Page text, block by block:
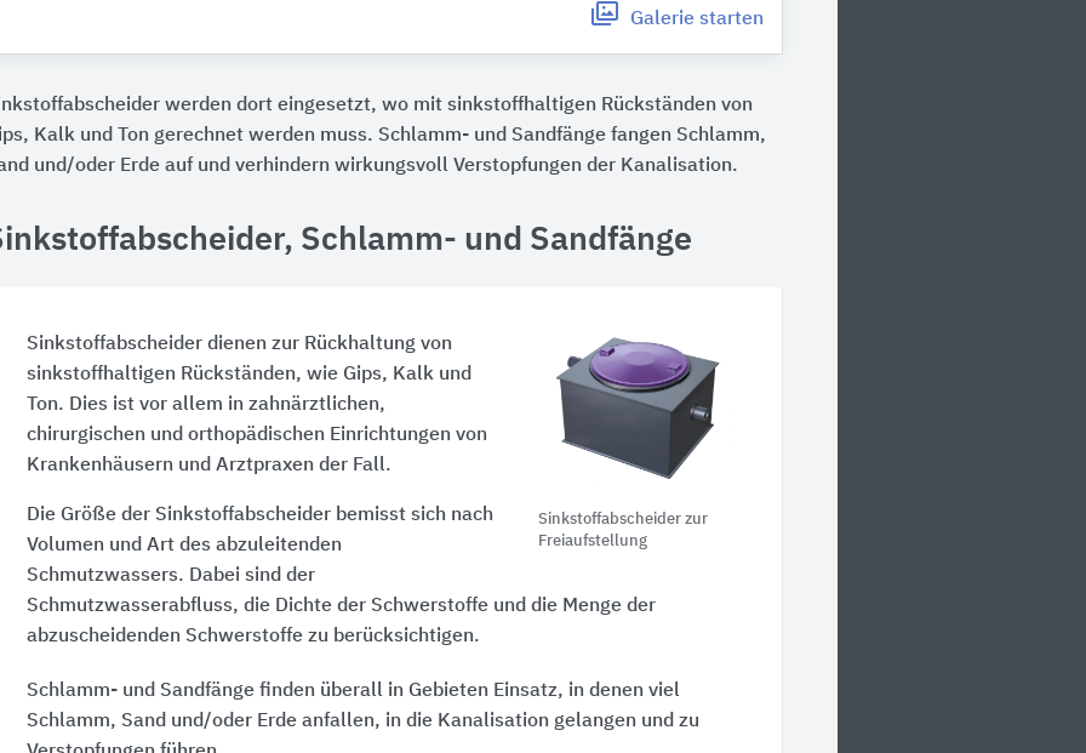
Galerie starten
werden dort eingesetzt, wo mit sinkstoffhaltigen Rückständen von
Kalk und Ton gerechnet werden muss. Schlamm- und Sandfänge fangen Schlamm,
und/oder Erde auf und verhindern wirkungsvoll Verstopfungen der Kanalisation.
Schlamm- und Sandfänge
Sinkstoffabscheider zur
Freiaufstellung
Sinkstoffabscheider dienen zur Rückhaltung von
sinkstoffhaltigen Rückständen, wie Gips, Kalk und
Ton. Dies ist vor allem in zahnärztlichen,
chirurgischen und orthopädischen Einrichtungen von
Krankenhäusern und Arztpraxen der Fall.
Die Größe der Sinkstoffabscheider bemisst sich nach
Volumen und Art des abzuleitenden
Schmutzwassers. Dabei sind der
Schmutzwasserabfluss, die Dichte der Schwerstoffe und die Menge der
abzuscheidenden Schwerstoffe zu berücksichtigen.
Schlamm- und Sandfänge finden überall in Gebieten Einsatz, in denen viel
Schlamm, Sand und/oder Erde anfallen, in die Kanalisation gelangen und zu